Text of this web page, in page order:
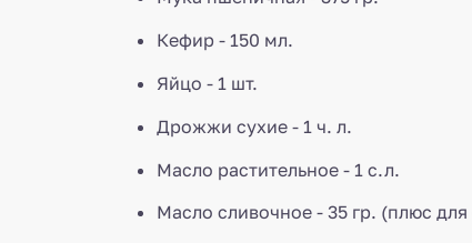
Кефир - 150 мл.
Яйцо - 1 шт.
Дрожжи сухие - 1 ч. л.
Масло растительное - 1 с.л.
Масло сливочное - 35 гр. (плюс